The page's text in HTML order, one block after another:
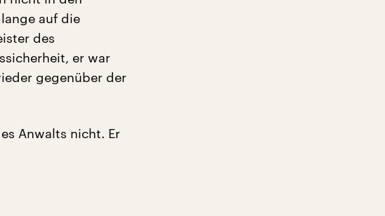
auf die
des
er war
gegenüber der
Anwalts nicht. Er